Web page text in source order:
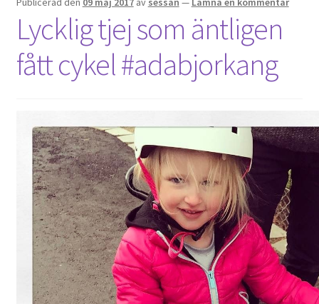
Lycklig tjej som äntligen
fått cykel #adabjorkang